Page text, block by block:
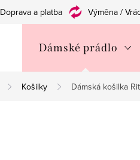
Doprava a platba Výměna /
Dámské prádlo
Košilky Dámská košilka